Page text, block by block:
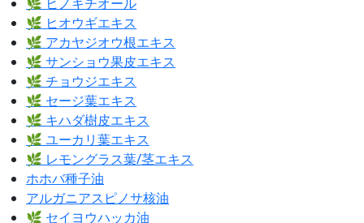
🌿 ヒオウギエキス
🌿 アカヤジオウ根エキス
🌿 サンショウ果皮エキス
🌿 チョウジエキス
🌿 セージ葉エキス
🌿 キハダ樹皮エキス
🌿 ユーカリ葉エキス
🌿 レモングラス葉/茎エキス
ホホバ種子油
アルガニアスピノサ核油
🌿 セイヨウハッカ油